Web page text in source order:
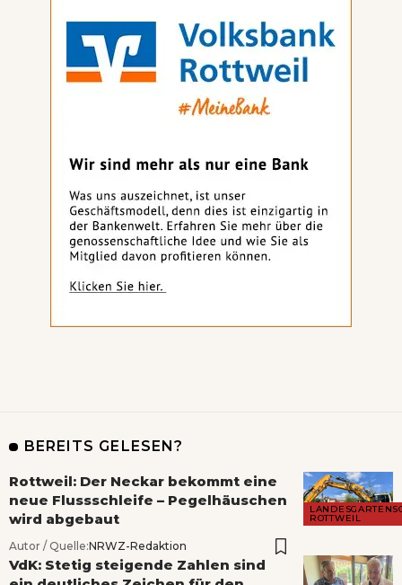
BEREITS GELESEN?
ROTTWEIL
Rottweil: Der Neckar bekommt eine
neue Flussschleife – Pegelhäuschen
wird abgebaut
Autor / Quelle:NRWZ-Redaktion
VdK: Stetig steigende Zahlen sind